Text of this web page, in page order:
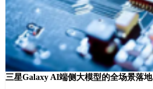
三星Galaxy AI端侧大模型的全场景落地